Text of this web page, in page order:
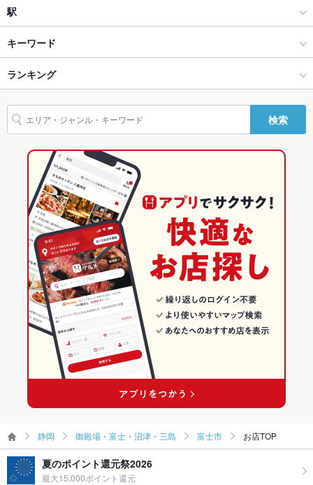
Wi-Fi
バリアフリ
ー
駐車場
その他設備
その他
あり
食べ放題 なし
カクテル充実、焼酎充実、日本酒充実、ワイン充実
お子様連れ お子様連れOK
ウェディン
グパーティ
ー二次会
－
お祝い・サ
可
－
イタリアン
御殿場・富士・沼津・三島 × イタリアン・フレンチ
御殿場・富士・沼津・三島 × イタリアン
ジヤトコ前駅 × イタリアン・フレンチ
ジヤトコ前駅 × イタリアン
ダイニングバー・バル
スペインバル・イタリアンバール
御殿場・富士・沼津・三島 × ダイニングバー・バル
御殿場・富士・沼津・三島 × スペインバル・イタリアンバール
ジヤトコ前駅 × ダイニングバー・バル
ジヤトコ前駅 × スペインバル・イタリアンバール
富士市
富士市 × イタリアン・フレンチ
富士市 × イタリアン
富士市 × ダイニングバー・バル
富士市 × スペインバル・イタリアンバール
静岡 × イタリアン・フレンチ
静岡 × イタリアン
静岡 × ダイニングバー・バル
静岡 × スペインバル・イタリアンバール
駅
ジヤトコ前駅
キーワード
エビ料理
バーニャカウダ 鴨肉 パスタ
アヒージョ 生ハム チーズケーキ
ランキング
静岡のグルメランキング
静岡のイタリアン・フレンチランキング
静岡のイタリアンランキング
御殿場・富士・沼津・三島のグルメランキング
御殿場・富士・沼津・三島のイタリアン・フレンチランキング
御殿場・富士・沼津・三島のイタリアンランキング
富士市のグルメランキング
富士市のイタリアン・フレンチランキング
富士市のイタリアンランキング
検索
静岡 御殿場・富士・沼津・三島 富士市 お店TOP
夏のポイント還元祭2026
最大15,000ポイント還元